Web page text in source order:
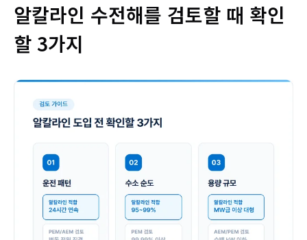
알칼라인 수전해를 검토할 때 확인
할 3가지